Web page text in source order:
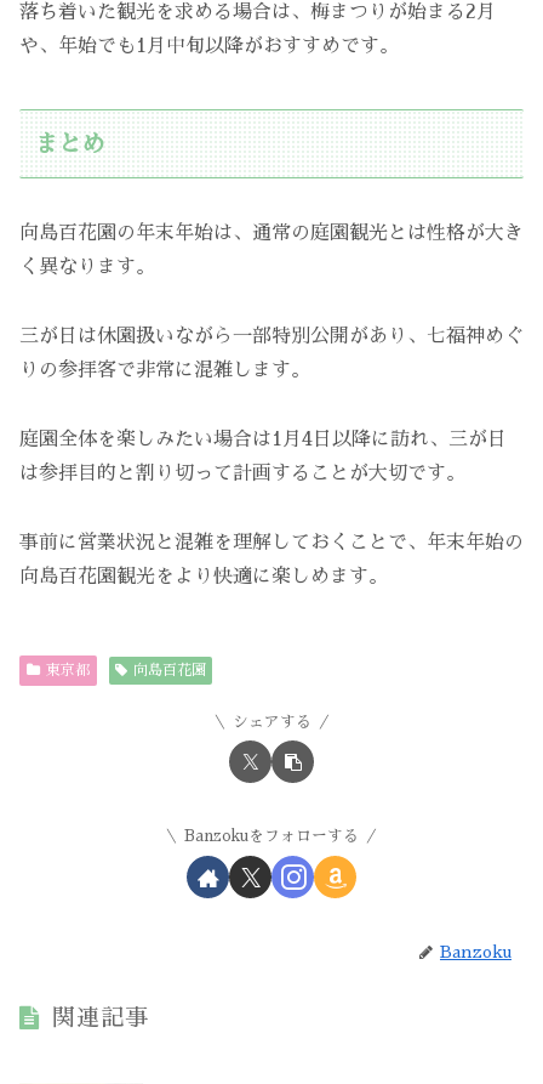
落ち着いた観光を求める場合は、梅まつりが始まる2月
や、年始でも1月中旬以降がおすすめです。
まとめ
向島百花園の年末年始は、通常の庭園観光とは性格が大き
く異なります。
三が日は休園扱いながら一部特別公開があり、七福神めぐ
りの参拝客で非常に混雑します。
庭園全体を楽しみたい場合は1月4日以降に訪れ、三が日
は参拝目的と割り切って計画することが大切です。
事前に営業状況と混雑を理解しておくことで、年末年始の
向島百花園観光をより快適に楽しめます。
東京都 向島百花園
シェアする
Banzokuをフォローする
Banzoku
関連記事